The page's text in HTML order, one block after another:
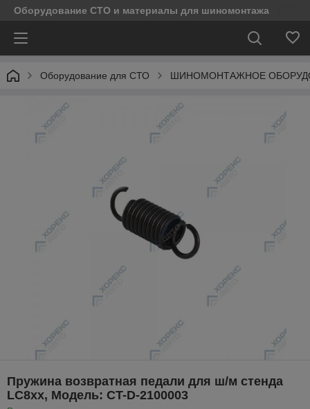
Оборудование СТО и материалы для шиномонтажа
Оборудование для СТО ШИНОМОНТАЖНОЕ
Пружина возвратная педали для ш/м стенда
LC8xx, Модель: CT-D-2100003